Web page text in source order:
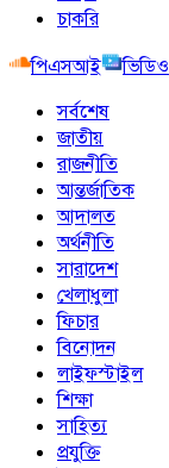
চাকরি
পিএসআই
ভিডিও
সর্বশেষ
জাতীয়
রাজনীতি
আন্তর্জাতিক
আদালত
অর্থনীতি
সারাদেশ
খেলাধুলা
ফিচার
বিনোদন
লাইফস্টাইল
শিক্ষা
সাহিত্য
প্রযুক্তি